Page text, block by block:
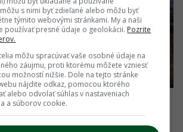
s nimi byť zdieľané alebo môžu byť
týmito webovými stránkami. My a naši
používať presné údaje o geolokácii. Pozrite
môžu spracúvať vaše osobné údaje na
záujmu, proti ktorému môžete vzniesť
možností nižšie. Dole na tejto stránke
nájdite odkaz, pomocou ktorého
alebo odvolať súhlas v nastaveniach
a súborov cookie.